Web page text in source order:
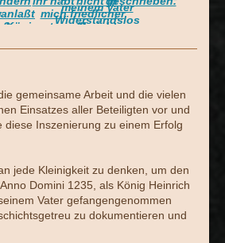
gemeinsame Arbeit und die vielen
Einsatzes aller Beteiligten vor und
diese Inszenierung zu einem Erfolg
jede Kleinigkeit zu denken, um den
Domini 1235, als König Heinrich
Vater gefangengenommen
zu dokumentieren und